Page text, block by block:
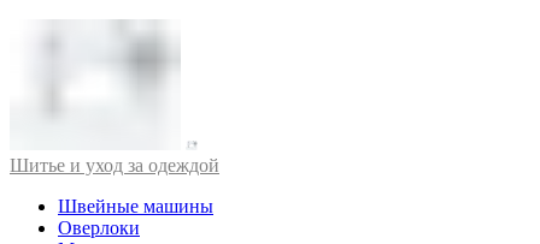
Шитье и уход за одеждой
Швейные машины
Оверлоки